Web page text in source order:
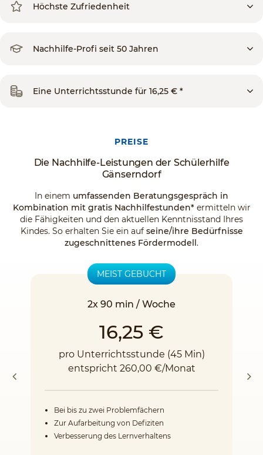
Höchste Zufriedenheit
Nachhilfe-Profi seit 50 Jahren
Eine Unterrichtsstunde für 16,25 € *
PREISE
Die Nachhilfe-Leistungen der Schülerhilfe
Gänserndorf
In einem umfassenden Beratungsgespräch in
Kombination mit gratis Nachhilfestunden*ermitteln wir
die Fähigkeiten und den aktuellen Kenntnisstand Ihres
Kindes. So erhalten Sie ein auf seine/ihre Bedürfnisse
zugeschnittenes Fördermodell.
MEIST GEBUCHT
2x 90 min / Woche
16,25 €
pro Unterrichtsstunde (45 Min)
entspricht 260,00 €/Monat
Bei bis zu zwei Problemfächern
Zur Aufarbeitung von Defiziten
Verbesserung des Lernverhaltens